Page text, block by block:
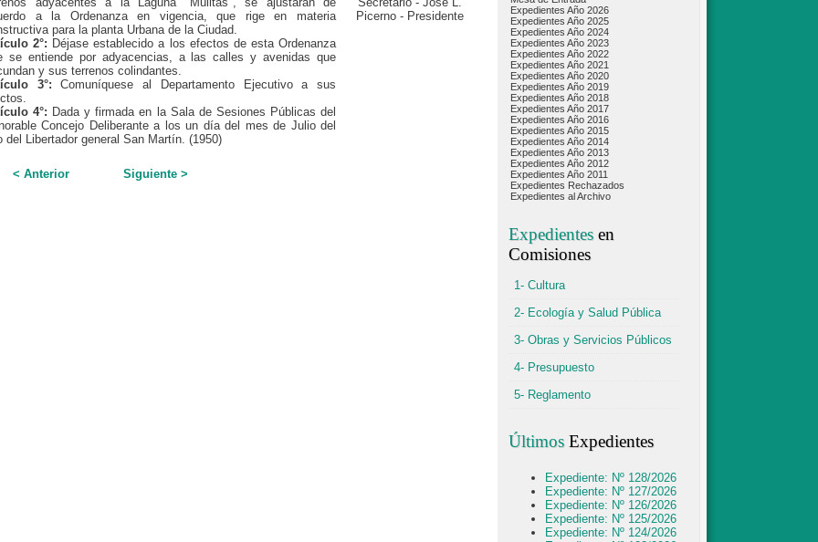
a la Ordenanza en vigencia, que rige en materia
para la planta Urbana de la Ciudad.
2°: Déjase establecido a los efectos de esta Ordenanza
se entiende por adyacencias, a las calles y avenidas que
y sus terrenos colindantes.
3°: Comuníquese al Departamento Ejecutivo a sus
4°: Dada y firmada en la Sala de Sesiones Públicas del
Concejo Deliberante a los un día del mes de Julio del
del Libertador general San Martín. (1950)
Picerno - Presidente
< Anterior Siguiente >
Expedientes Año 2026
Expedientes Año 2025
Expedientes Año 2024
Expedientes Año 2023
Expedientes Año 2022
Expedientes Año 2021
Expedientes Año 2020
Expedientes Año 2019
Expedientes Año 2018
Expedientes Año 2017
Expedientes Año 2016
Expedientes Año 2015
Expedientes Año 2014
Expedientes Año 2013
Expedientes Año 2012
Expedientes Año 2011
Expedientes Rechazados
Expedientes al Archivo
Expedientesen
Comisiones
1- Cultura
2- Ecología y Salud Pública
3- Obras y Servicios Públicos
4- Presupuesto
5- Reglamento
ÚltimosExpedientes
Expediente: Nº 128/2026
Expediente: Nº 127/2026
Expediente: Nº 126/2026
Expediente: Nº 125/2026
Expediente: Nº 124/2026